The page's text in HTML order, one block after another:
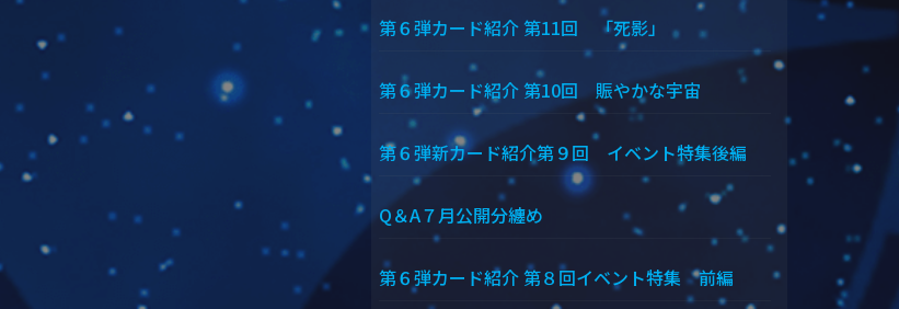
第６弾カード紹介 第11回 「死影」
第６弾カード紹介 第10回 賑やかな宇宙
第６弾新カード紹介第９回 イベント特集後編
Q＆A７月公開分纏め
第６弾カード紹介 第８回イベント特集 前編